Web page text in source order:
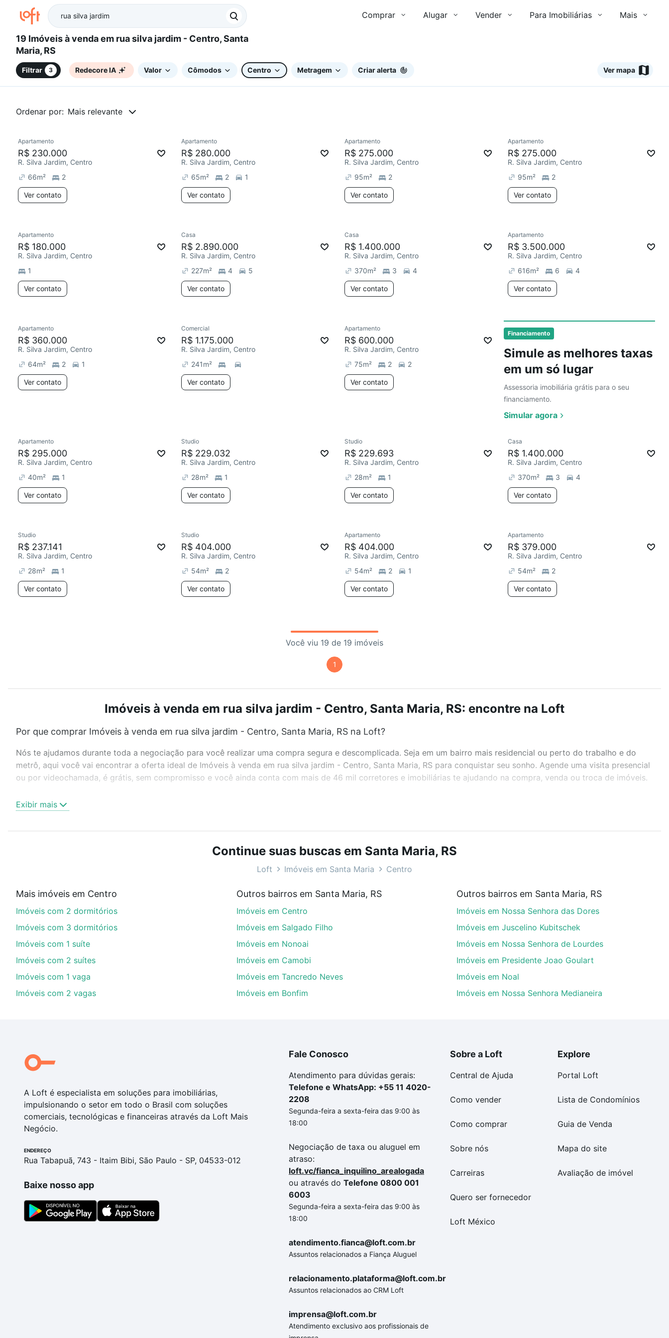
Comprar Alugar Vender Para Imobiliárias Mais
19 Imóveis à venda em rua silva jardim - Centro, Santa
Maria, RS
Filtrar 3 Redecore IA Valor Cômodos Centro Metragem Criar alerta Ver mapa
Ordenar por: Mais relevante
Financiamento
Simule as melhores taxas
em um só lugar
Assessoria imobiliária grátis para o seu
financiamento.
Simular agora
Chegou este mês
Apartamento
R$ 230.000
R. Silva Jardim, Centro
66m² 2
Ver contato
Chegou este mês
Apartamento
R$ 280.000
R. Silva Jardim, Centro
65m² 2 1
Ver contato
Redecorar
Apartamento
R$ 275.000
R. Silva Jardim, Centro
95m² 2
Ver contato
Redecorar
Apartamento
R$ 275.000
R. Silva Jardim, Centro
95m² 2
Ver contato
Chegou este mês
Apartamento
R$ 180.000
R. Silva Jardim, Centro
1
Ver contato
Chegou este mês
Casa
R$ 2.890.000
R. Silva Jardim, Centro
227m² 4 5
Ver contato
Casa
R$ 1.400.000
R. Silva Jardim, Centro
370m² 3 4
Ver contato
Apartamento
R$ 3.500.000
R. Silva Jardim, Centro
616m² 6 4
Ver contato
Chegou este mês
Ver
Apartamento
R$ 360.000
R. Silva Jardim, Centro
64m² 2 1
Ver contato
Redecorar
Comercial
R$ 1.175.000
R. Silva Jardim, Centro
241m²
Ver contato
Chegou este mês
Apartamento
R$ 600.000
R. Silva Jardim, Centro
75m² 2 2
Ver contato
Chegou este mês
Apartamento
R$ 295.000
R. Silva Jardim, Centro
40m² 1
Ver contato
Studio
R$ 229.032
R. Silva Jardim, Centro
28m² 1
Ver contato
Studio
R$ 229.693
R. Silva Jardim, Centro
28m² 1
Ver contato
Casa
R$ 1.400.000
R. Silva Jardim, Centro
370m² 3 4
Ver contato
Studio
R$ 237.141
R. Silva Jardim, Centro
28m² 1
Ver contato
Studio
R$ 404.000
R. Silva Jardim, Centro
54m² 2
Ver contato
Apartamento
R$ 404.000
R. Silva Jardim, Centro
54m² 2 1
Ver contato
Apartamento
R$ 379.000
R. Silva Jardim, Centro
54m² 2
Ver contato
Você viu 19 de 19 imóveis
1
Imóveis à venda em rua silva jardim - Centro, Santa Maria, RS: encontre na Loft
Por que comprar Imóveis à venda em rua silva jardim - Centro, Santa Maria, RS na Loft?
Nós te ajudamos durante toda a negociação para você realizar uma compra segura e descomplicada. Seja em um bairro mais residencial ou perto do trabalho e do
metrô, aqui você vai encontrar a oferta ideal de Imóveis à venda em rua silva jardim - Centro, Santa Maria, RS para conquistar seu sonho. Agende uma visita presencial
ou por videochamada, é grátis, sem compromisso e você ainda conta com mais de 46 mil corretores e imobiliárias te ajudando na compra, venda ou troca de imóveis.
ou sem vaga de garagem para combinar perfeitamente com o preço, metragem e comodidades, como piscina, academia, salão de festas ou área verde e encontrar
Imóveis à venda em rua silva jardim - Centro, Santa Maria, RS ideal para você na Loft.
Qual o preço de Imóveis à venda em rua silva jardim - Centro, Santa Maria, RS?
Aqui na Loft temos a oferta ideal para você, com Imóveis à venda em rua silva jardim - Centro, Santa Maria, RS que custam a partir de R$ 0 e com nossas opções de
financiamento imobiliário as parcelas podem se adequar ao seu orçamento. Se ainda tem alguma dúvida dos custos envolvidos no processo de compra, veja em nosso
portal quanto custa comprar um apartamento e conte com a gente para comprar o imóvel dos seus sonhos com segurança e conforto. Loft, com você até as chaves.
Exibir mais
Continue suas buscas em Santa Maria, RS
Loft Imóveis em Santa Maria Centro
Mais imóveis em Centro
Imóveis com 2 dormitórios
Imóveis com 3 dormitórios
Imóveis com 1 suíte
Imóveis com 2 suítes
Imóveis com 1 vaga
Imóveis com 2 vagas
Outros bairros em Santa Maria, RS
Imóveis em Centro
Imóveis em Salgado Filho
Imóveis em Nonoai
Imóveis em Camobi
Imóveis em Tancredo Neves
Imóveis em Bonfim
Outros bairros em Santa Maria, RS
Imóveis em Nossa Senhora das Dores
Imóveis em Juscelino Kubitschek
Imóveis em Nossa Senhora de Lourdes
Imóveis em Presidente Joao Goulart
Imóveis em Noal
Imóveis em Nossa Senhora Medianeira
A Loft é especialista em soluções para imobiliárias,
impulsionando o setor em todo o Brasil com soluções
comerciais, tecnológicas e financeiras através da Loft Mais
Negócio.
ENDEREÇO
Rua Tabapuã, 743 - Itaim Bibi, São Paulo - SP, 04533-012
Baixe nosso app
Fale Conosco
Atendimento para dúvidas gerais:
Telefone e WhatsApp: +55 11 4020-
2208
Segunda-feira a sexta-feira das 9:00 às
18:00
Negociação de taxa ou aluguel em
atraso:
loft.vc/fianca_inquilino_arealogada
ou através do Telefone 0800 001
6003
Segunda-feira a sexta-feira das 9:00 às
18:00
atendimento.fianca@loft.com.br
Assuntos relacionados a Fiança Aluguel
relacionamento.plataforma@loft.com.br
Assuntos relacionados ao CRM Loft
imprensa@loft.com.br
Atendimento exclusivo aos profissionais de
Sobre a Loft
Central de Ajuda
Como vender
Como comprar
Sobre nós
Carreiras
Quero ser fornecedor
Loft México
Explore
Portal Loft
Lista de Condomínios
Guia de Venda
Mapa do site
Avaliação de imóvel